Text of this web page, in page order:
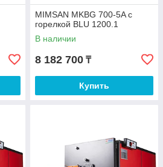
MIMSAN MKBG 700-5A с
горелкой BLU 1200.1
В наличии
8 182 700 ₸
Купить